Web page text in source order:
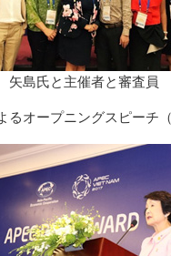
矢島氏と主催者と審査員
るオープニングスピーチ（